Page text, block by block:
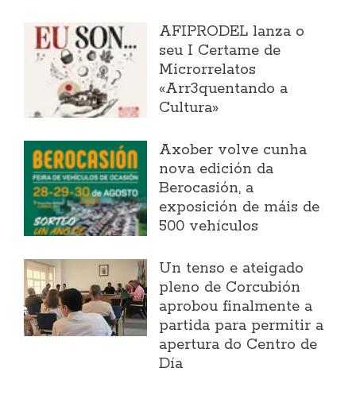
AFIPRODEL lanza o
seu I Certame de
Microrrelatos
«Arr3quentando a
Cultura»
Axober volve cunha
nova edición da
Berocasión, a
exposición de máis de
500 vehículos
Un tenso e ateigado
pleno de Corcubión
aprobou finalmente a
partida para permitir a
apertura do Centro de
Día